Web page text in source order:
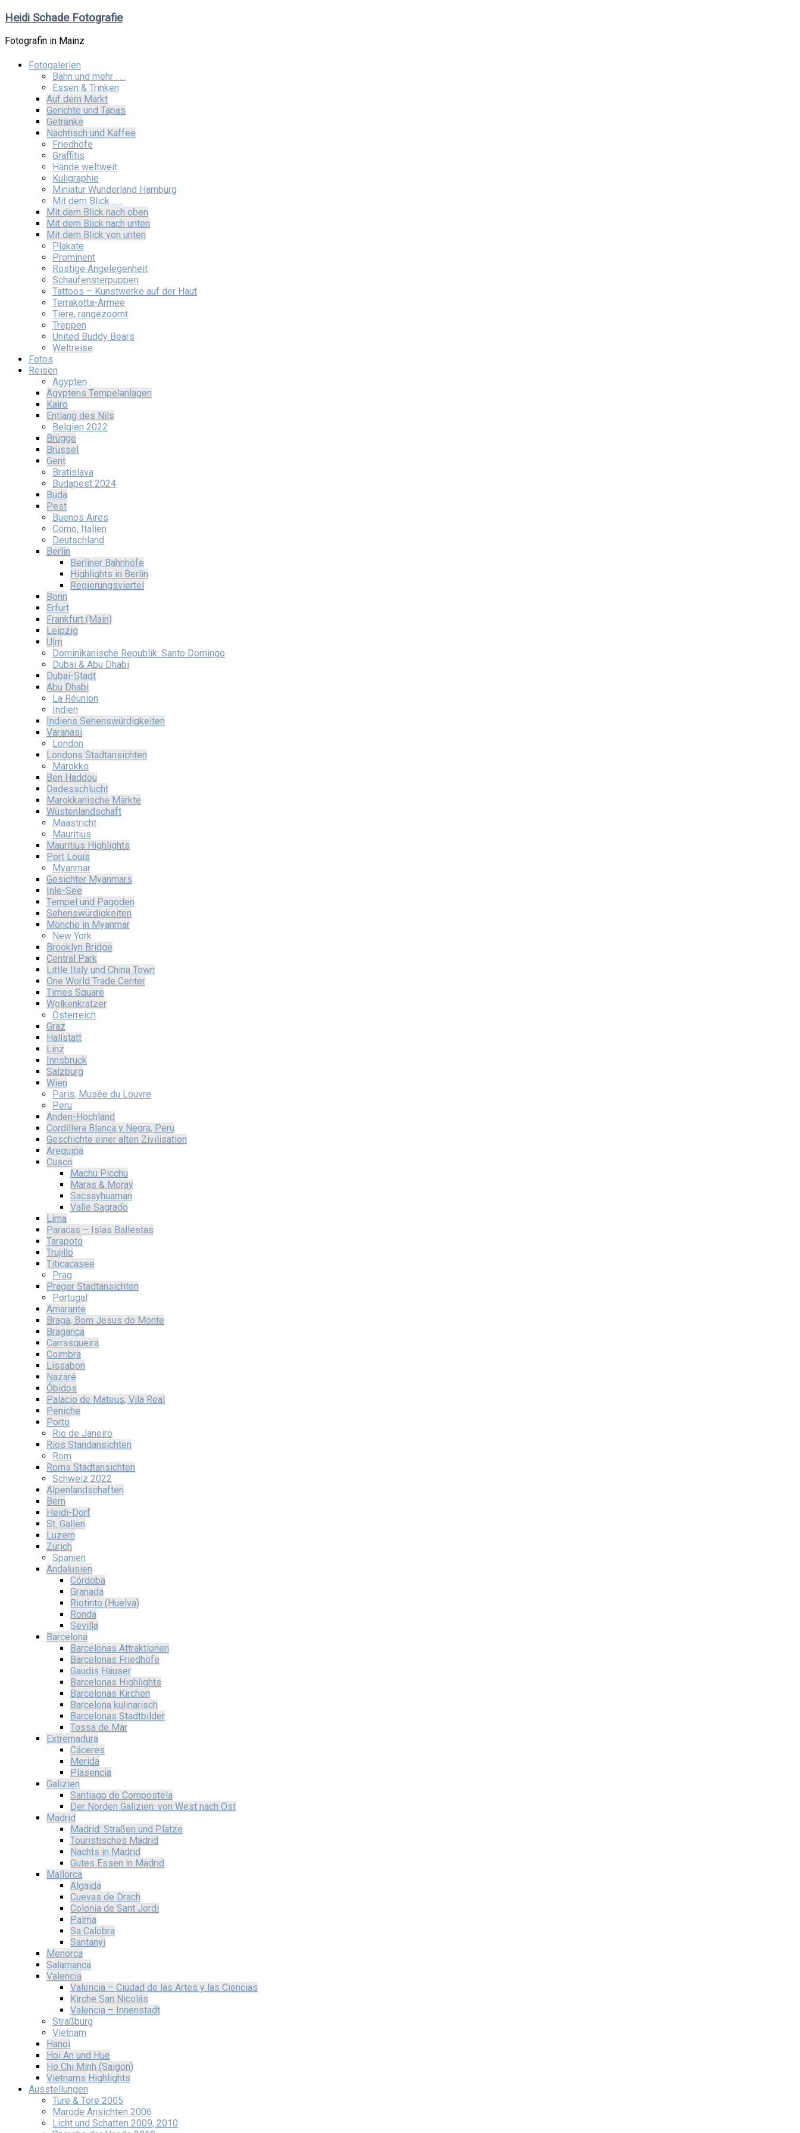
Zum
springen
Heidi Schade Fotografie
Fotografin in Mainz
Fotogalerien
Bahn und mehr . . .
Essen & Trinken
Auf dem Markt
Gerichte und Tapas
Getränke
Nachtisch und Kaffee
Friedhöfe
Graffitis
Hände weltweit
Kuligraphie
Miniatur Wunderland Hamburg
Mit dem Blick . . .
Mit dem Blick nach oben
Mit dem Blick nach unten
Mit dem Blick von unten
Plakate
Prominent
Rostige Angelegenheit
Schaufensterpuppen
Tattoos – Kunstwerke auf der Haut
Terrakotta-Armee
Tiere, rangezoomt
Treppen
United Buddy Bears
Weltreise
Fotos
Reisen
Ägypten
Ägyptens Tempelanlagen
Kairo
Entlang des Nils
Belgien 2022
Brügge
Brüssel
Gent
Bratislava
Budapest 2024
Buda
Pest
Buenos Aires
Como, Italien
Deutschland
Berlin
Berliner Bahnhöfe
Highlights in Berlin
Regierungsviertel
Bonn
Erfurt
Frankfurt (Main)
Leipzig
Ulm
Dominikanische Republik: Santo Domingo
Dubai & Abu Dhabi
Dubai-Stadt
Abu Dhabi
La Réunion
Indien
Indiens Sehenswürdigkeiten
Varanasi
London
Londons Stadtansichten
Marokko
Ben Haddou
Dadesschlucht
Marokkanische Märkte
Wüstenlandschaft
Maastricht
Mauritius
Mauritius Highlights
Port Louis
Myanmar
Gesichter Myanmars
Inle-See
Tempel und Pagoden
Sehenswürdigkeiten
Mönche in Myanmar
New York
Brooklyn Bridge
Central Park
Little Italy und China Town
One World Trade Center
Times Square
Wolkenkratzer
Österreich
Graz
Hallstatt
Linz
Innsbruck
Salzburg
Wien
Paris, Musée du Louvre
Peru
Anden-Hochland
Cordillera Blanca y Negra, Peru
Geschichte einer alten Zivilisation
Arequipa
Cusco
Machu Picchu
Maras & Moray
Sacsayhuaman
Valle Sagrado
Lima
Paracas – Islas Ballestas
Tarapoto
Trujillo
Titicacasee
Prag
Prager Stadtansichten
Portugal
Amarante
Braga, Bom Jesus do Monte
Braganca
Carrasqueira
Coimbra
Lissabon
Nazaré
Óbidos
Palacio de Mateus, Vila Real
Peniche
Porto
Rio de Janeiro
Rios Standansichten
Rom
Roms Stadtansichten
Schweiz 2022
Alpenlandschaften
Bern
Heidi-Dorf
St. Gallen
Luzern
Zürich
Spanien
Andalusien
Córdoba
Granada
Riotinto (Huelva)
Ronda
Sevilla
Barcelona
Barcelonas Attraktionen
Barcelonas Friedhöfe
Gaudis Häuser
Barcelonas Highlights
Barcelonas Kirchen
Barcelona kulinarisch
Barcelonas Stadtbilder
Tossa de Mar
Extremadura
Cáceres
Merida
Plasencia
Galizien
Santiago de Compostela
Der Norden Galizien: von West nach Ost
Madrid
Madrid: Straßen und Plätze
Touristisches Madrid
Nachts in Madrid
Gutes Essen in Madrid
Mallorca
Algaida
Cuevas de Drach
Colonia de Sant Jordi
Palma
Sa Calobra
Santanyi
Menorca
Salamanca
Valencia
Valencia – Ciudad de las Artes y las Ciencias
Kirche San Nicolás
Valencia – Innenstadt
Straßburg
Vietnam
Hanoi
Hoi An und Hue
Ho Chi Minh (Saigon)
Vietnams Highlights
Ausstellungen
Türe & Tore 2005
Marode Ansichten 2006
Licht und Schatten 2009, 2010